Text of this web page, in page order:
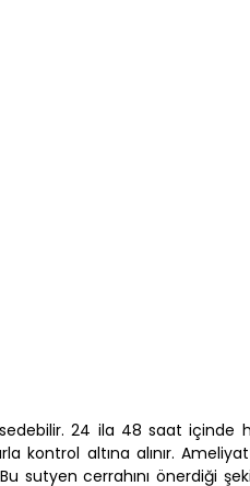
24 ila 48 saat içinde
kontrol altına alınır.
sutyen cerrahını önerdiği